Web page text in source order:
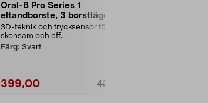
Oral-B Pro Series 1
eltandborste, 3 borstlägen
3D-teknik och trycksensor för
skonsam och eff...
Färg: Svart
399,00 499,00